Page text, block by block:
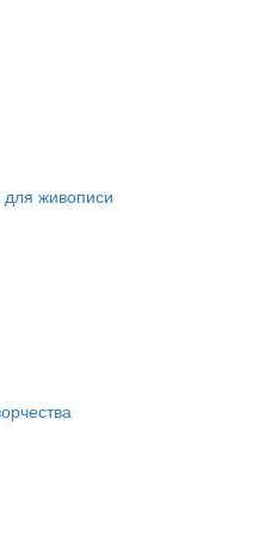
для живописи